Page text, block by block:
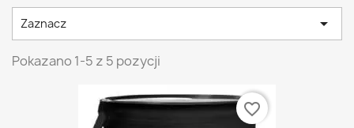
Zaznacz 
Pokazano 1-5 z 5 pozycji
favorite_border